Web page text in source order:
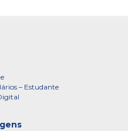
– Estudante